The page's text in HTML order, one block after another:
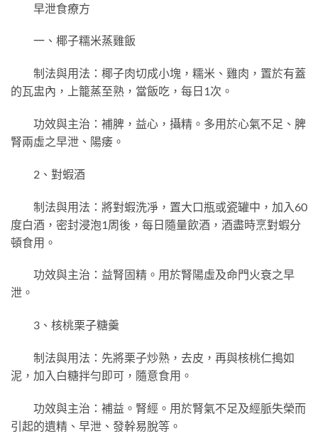
早泄食療方
一、椰子糯米蒸雞飯
制法與用法：椰子肉切成小塊，糯米、雞肉，置於有蓋
的瓦盅內，上籠蒸至熟，當飯吃，每日1次。
功效與主治：補脾，益心，攝精。多用於心氣不足、脾
腎兩虛之早泄、陽痿。
2、對蝦酒
制法與用法：將對蝦洗凈，置大口瓶或瓷罐中，加入60
度白酒，密封浸泡1周後，每日隨量飲酒，酒盡時烹對蝦分
頓食用。
功效與主治：益腎固精。用於腎陽虛及命門火衰之早
泄。
3、核桃栗子糖羹
制法與用法：先將栗子炒熟，去皮，再與核桃仁搗如
泥，加入白糖拌勻即可，隨意食用。
功效與主治：補益。腎經。用於腎氣不足及經脈失榮而
引起的遺精、早泄、發幹易脫等。